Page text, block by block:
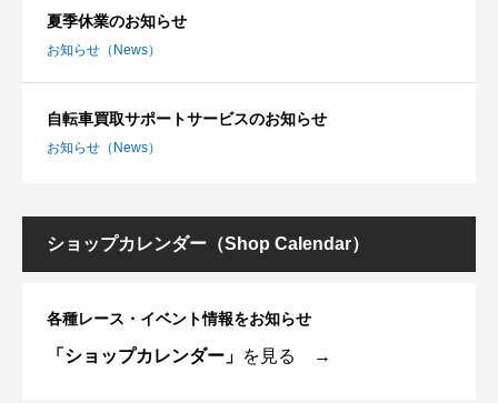
夏季休業のお知らせ
お知らせ（News）
自転車買取サポートサービスのお知らせ
お知らせ（News）
ショップカレンダー（Shop Calendar）
各種レース・イベント情報をお知らせ
「ショップカレンダー」 を見る →